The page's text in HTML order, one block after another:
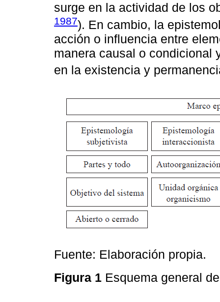
surge en la actividad de los
1987). En cambio, la
acción o influencia entre
manera causal o condicional
en la existencia y
Fuente: Elaboración propia.
Figura 1 Esquema general